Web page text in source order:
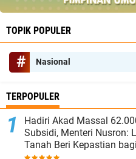
TOPIK POPULER
Nasional
TERPOPULER
Hadiri Akad Massal
Subsidi, Menteri Nusron:
Tanah Beri Kepastian